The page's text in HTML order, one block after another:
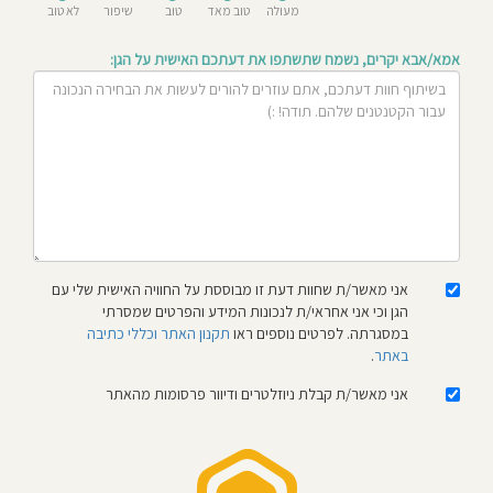
מעולה טוב מאד טוב
שיפור
לא טוב
אמא/אבא יקרים, נשמח שתשתפו את דעתכם האישית על הגן:
אני מאשר/ת שחוות דעת זו מבוססת על החוויה האישית שלי עם
הגן וכי אני אחראי/ת לנכונות המידע והפרטים שמסרתי
במסגרתה. לפרטים נוספים ראו תקנון האתר וכללי כתיבה
באתר.
אני מאשר/ת קבלת ניוזלטרים ודיוור פרסומות מהאתר